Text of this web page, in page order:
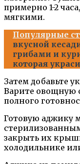
примерно 1-2
мягкими.
Популярные
вкусной
грибами и
которая
Затем добавьте
Варите овощную
полного
Готовую аджику
закрыть их
холодильнике